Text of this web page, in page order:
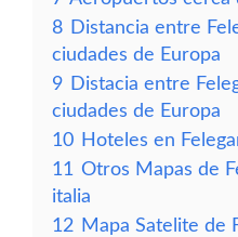
8 Distancia entre
ciudades de Europa
9 Distacia entre
ciudades de Europa
10 Hoteles en
11 Otros Mapas de
italia
12 Mapa Satelite de